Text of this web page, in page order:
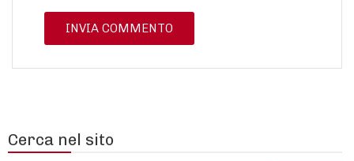
Cerca nel sito